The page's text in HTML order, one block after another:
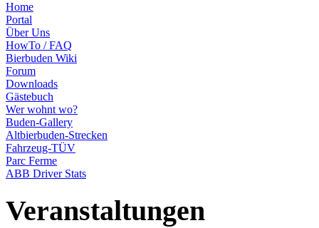
Home
Portal
Über Uns
HowTo / FAQ
Bierbuden Wiki
Forum
Downloads
Gästebuch
Wer wohnt wo?
Buden-Gallery
Altbierbuden-Strecken
Fahrzeug-TÜV
Parc Ferme
ABB Driver Stats
Veranstaltungen